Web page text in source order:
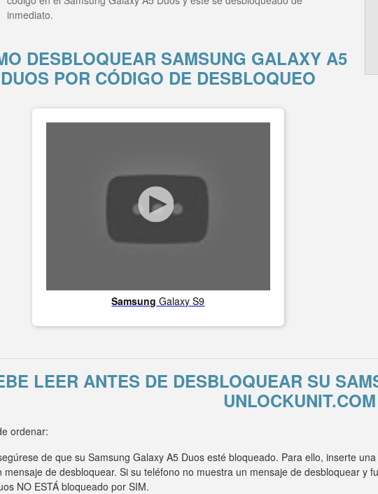
inmediato.
DESBLOQUEAR SAMSUNG GALAXY A5
DUOS POR CÓDIGO DE DESBLOQUEO
Samsung Galaxy S9
LEER ANTES DE DESBLOQUEAR SU
UNLOCKUNIT.COM
ordenar:
de que su Samsung Galaxy A5 Duos esté bloqueado. Para ello, inserte
mensaje de desbloquear. Si su teléfono no muestra un mensaje de desbloquear y
NO ESTÁ bloqueado por SIM.